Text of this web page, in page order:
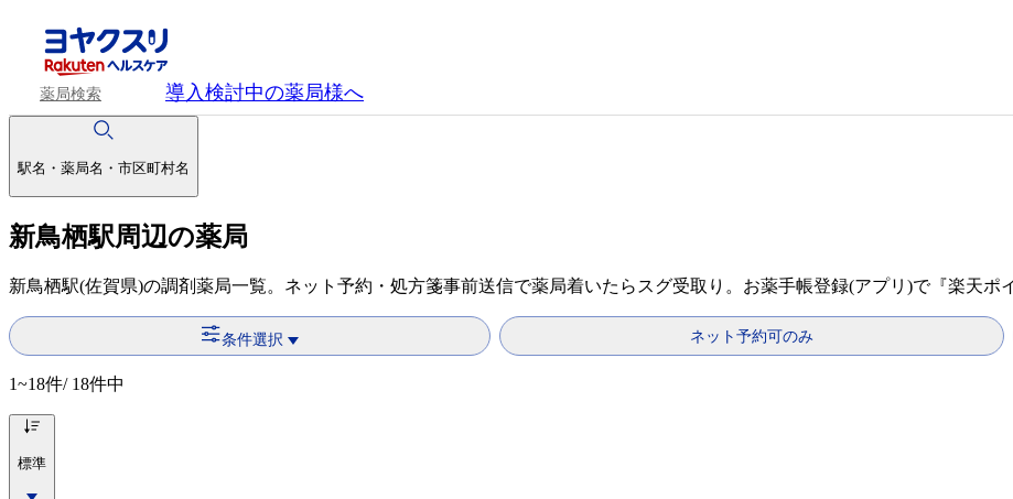
薬局検索 導入検討中の薬局様へ
駅名・薬局名・市区町村名
新鳥栖駅周辺の薬局
新鳥栖駅(佐賀県)の調剤薬局一覧。ネット予約・処方箋事前送信で薬局着いたらスグ受取り。お薬手帳登録(アプリ)で『楽天ポ
条件選択 ネット予約可のみ
1~18件/ 18件中
標準